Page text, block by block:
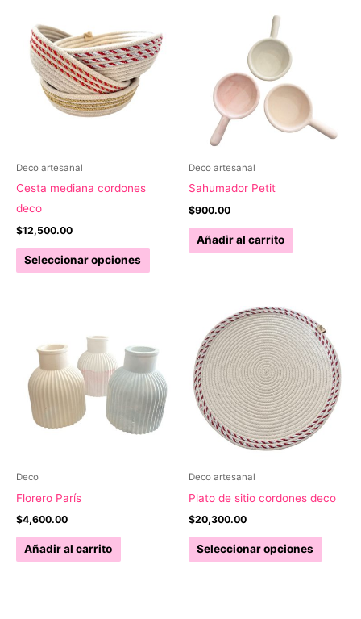
Deco artesanal
Cesta mediana cordones
deco
$12,500.00
Seleccionar opciones
Este
producto
Las
opciones
se
pueden
elegir
producto
Deco artesanal
Sahumador Petit
$900.00
Añadir al carrito
Deco
Florero París
$4,600.00
Añadir al carrito
Deco artesanal
Plato de sitio cordones deco
$20,300.00
Seleccionar opciones
Este